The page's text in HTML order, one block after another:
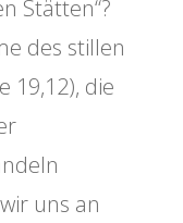
Stätten“?
des stillen
19,12), die
uns an